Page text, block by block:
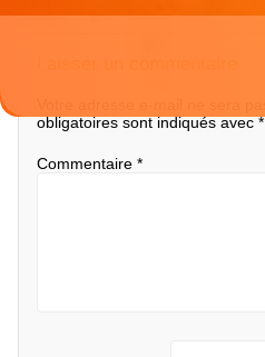
obligatoires sont indiqués avec*
Commentaire *